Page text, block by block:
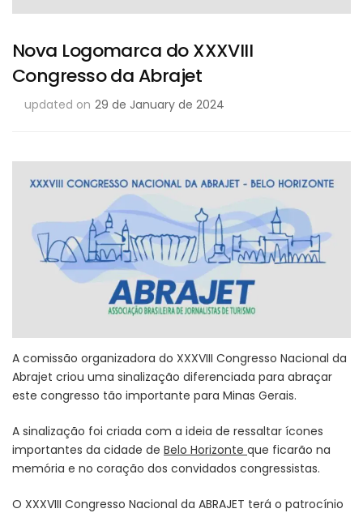
Nova Logomarca do XXXVIII
Congresso da Abrajet
updated on 29 de January de 2024
A comissão organizadora do XXXVIII Congresso Nacional da
Abrajet criou uma sinalização diferenciada para abraçar
este congresso tão importante para Minas Gerais.
A sinalização foi criada com a ideia de ressaltar ícones
importantes da cidade de Belo Horizonte que ficarão na
memória e no coração dos convidados congressistas.
O XXXVIII Congresso Nacional da ABRAJET terá o patrocínio